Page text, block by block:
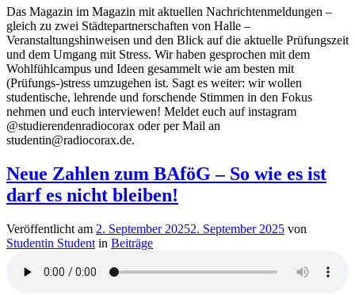
Das Magazin im Magazin mit aktuellen Nachrichtenmeldungen –
gleich zu zwei Städtepartnerschaften von Halle –
Veranstaltungshinweisen und den Blick auf die aktuelle Prüfungszeit
und dem Umgang mit Stress. Wir haben gesprochen mit dem
Wohlfühlcampus und Ideen gesammelt wie am besten mit
(Prüfungs-)stress umzugehen ist. Sagt es weiter: wir wollen
studentische, lehrende und forschende Stimmen in den Fokus
nehmen und euch interviewen! Meldet euch auf instagram
@studierendenradiocorax oder per Mail an
studentin@radiocorax.de.
Neue Zahlen zum BAföG – So wie es ist
darf es nicht bleiben!
Veröffentlicht am 2. September 20252. September 2025 von
Studentin Student in Beiträge